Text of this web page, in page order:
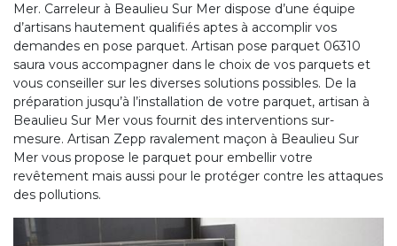
Mer. Carreleur à Beaulieu Sur Mer dispose d’une équipe
d’artisans hautement qualifiés aptes à accomplir vos
demandes en pose parquet. Artisan pose parquet 06310
saura vous accompagner dans le choix de vos parquets et
vous conseiller sur les diverses solutions possibles. De la
préparation jusqu’à l’installation de votre parquet, artisan à
Beaulieu Sur Mer vous fournit des interventions sur-
mesure. Artisan Zepp ravalement maçon à Beaulieu Sur
Mer vous propose le parquet pour embellir votre
revêtement mais aussi pour le protéger contre les attaques
des pollutions.